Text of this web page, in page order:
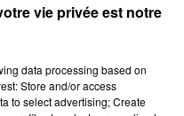
vie privée est notre
data processing based on
Store and/or access
to select advertising; Create